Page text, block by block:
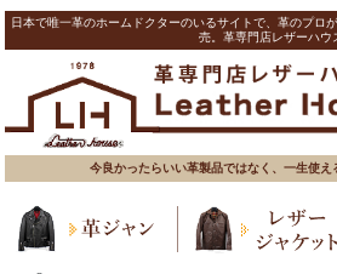
日本で唯一革のホームドクターのいるサイトで、革のプロ
売。革専門店レザーハウ
今良かったらいい革製品ではなく、一生使え